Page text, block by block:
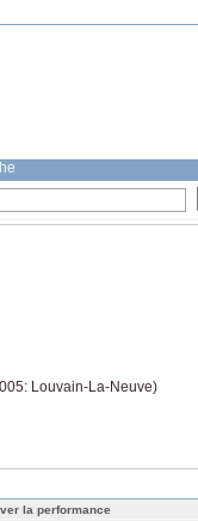
Louvain-La-Neuve)
la performance